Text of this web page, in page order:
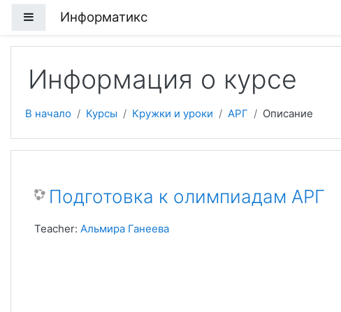
Боковая панель
Информатикс
Информация о курсе
В начало Курсы Кружки и уроки АРГ Описание
Подготовка к олимпиадам АРГ
Teacher: Альмира Ганеева